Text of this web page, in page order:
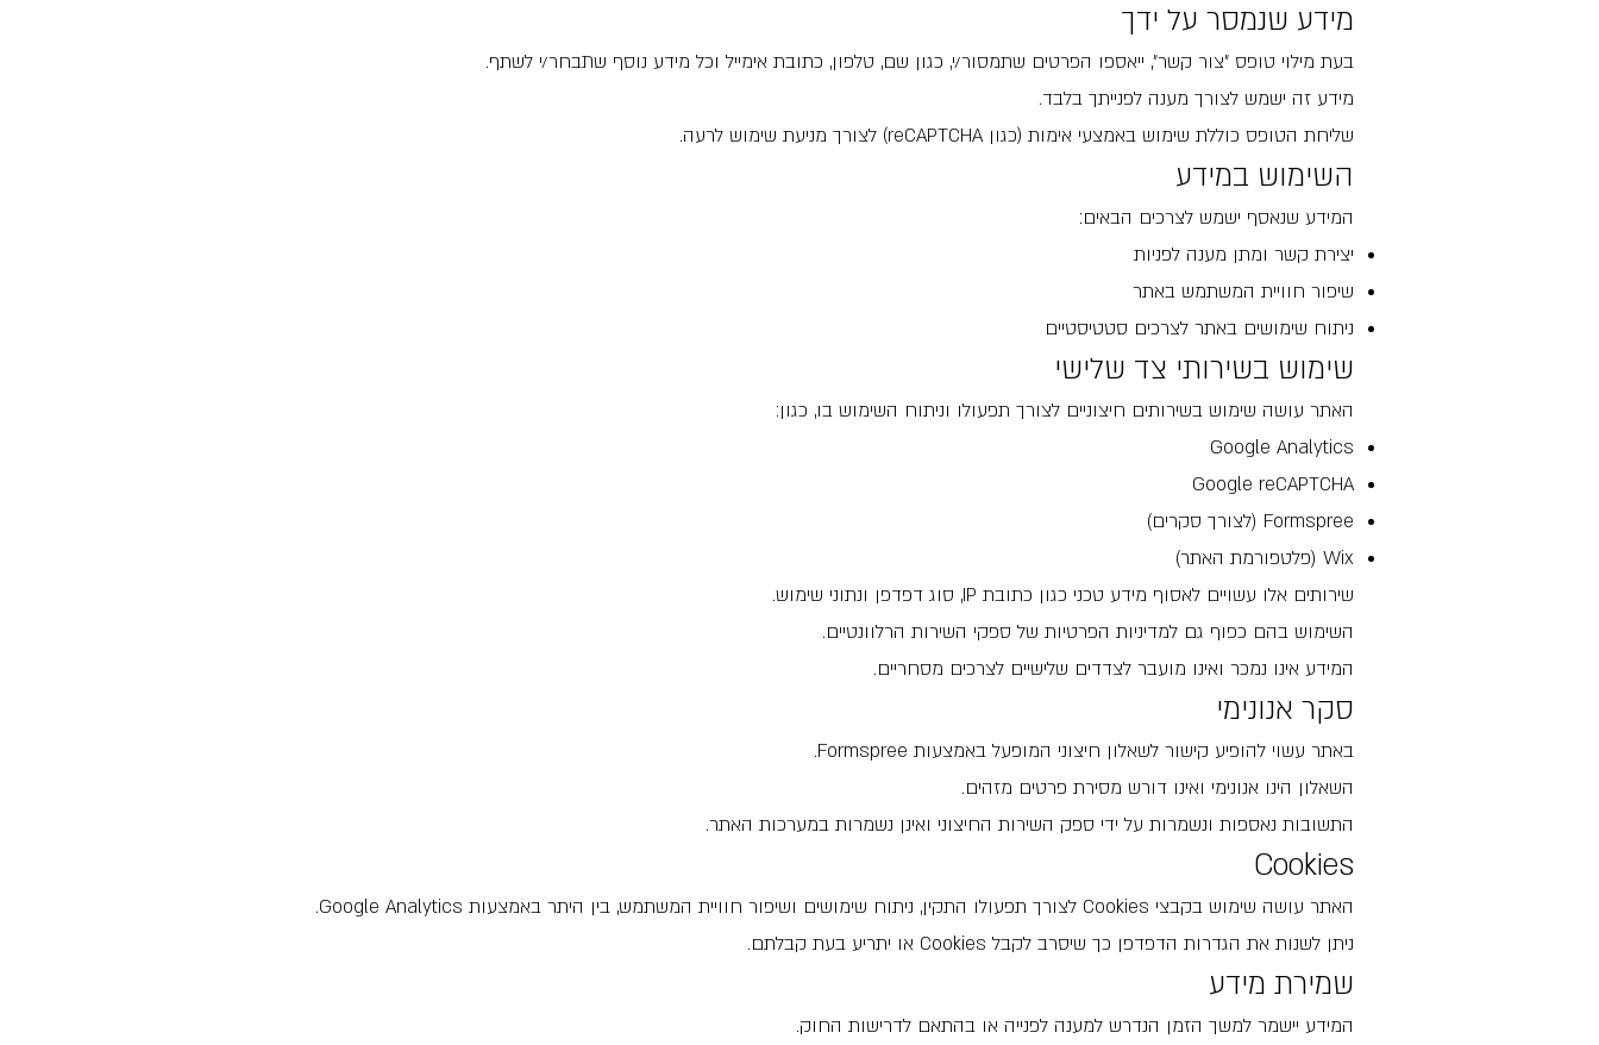
מידע שנמסר על ידך
בעת מילוי טופס "צור קשר", ייאספו הפרטים שתמסור/י, כגון שם, טלפון, כתובת אימייל וכל מידע נוסף שתבחר/י לשתף.
מידע זה ישמש לצורך מענה לפנייתך בלבד.
שליחת הטופס כוללת שימוש באמצעי אימות (כגון reCAPTCHA) לצורך מניעת שימוש לרעה.
השימוש במידע
המידע שנאסף ישמש לצרכים הבאים:
יצירת קשר ומתן מענה לפניות
שיפור חוויית המשתמש באתר
ניתוח שימושים באתר לצרכים סטטיסטיים
שימוש בשירותי צד שלישי
האתר עושה שימוש בשירותים חיצוניים לצורך תפעולו וניתוח השימוש בו, כגון:
Google Analytics
Google reCAPTCHA
Formspree (לצורך סקרים)
Wix (פלטפורמת האתר)
שירותים אלו עשויים לאסוף מידע טכני כגון כתובת IP, סוג דפדפן ונתוני שימוש.
השימוש בהם כפוף גם למדיניות הפרטיות של ספקי השירות הרלוונטיים.
המידע אינו נמכר ואינו מועבר לצדדים שלישיים לצרכים מסחריים.
סקר אנונימי
באתר עשוי להופיע קישור לשאלון חיצוני המופעל באמצעות Formspree.
השאלון הינו אנונימי ואינו דורש מסירת פרטים מזהים.
התשובות נאספות ונשמרות על ידי ספק השירות החיצוני ואינן נשמרות במערכות האתר.
Cookies
האתר עושה שימוש בקבצי Cookies לצורך תפעולו התקין, ניתוח שימושים ושיפור חוויית המשתמש, בין היתר באמצעות Google Analytics.
ניתן לשנות את הגדרות הדפדפן כך שיסרב לקבל Cookies או יתריע בעת קבלתם.
שמירת מידע
המידע יישמר למשך הזמן הנדרש למענה לפנייה או בהתאם לדרישות החוק.